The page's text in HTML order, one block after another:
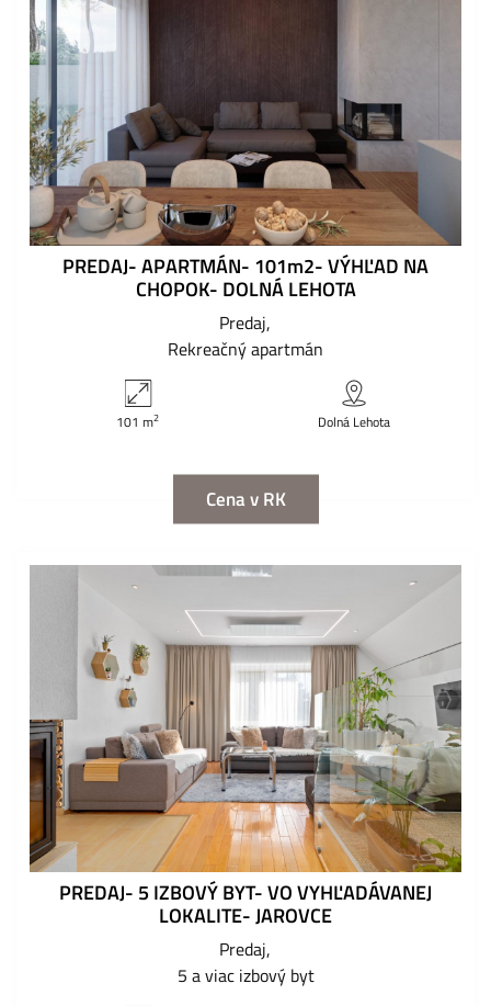
PREDAJ- APARTMÁN- 101m2- VÝHĽAD NA
CHOPOK- DOLNÁ LEHOTA
Predaj
Rekreačný apartmán
101 m2 Dolná Lehota
Cena v RK
PREDAJ- 5 IZBOVÝ BYT- VO VYHĽADÁVANEJ
LOKALITE- JAROVCE
Predaj
5 a viac izbový byt